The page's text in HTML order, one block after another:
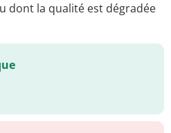
dont la qualité est dégradée